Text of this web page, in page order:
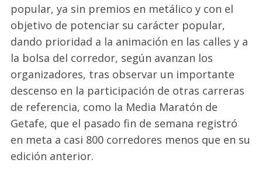
popular, ya sin premios en metálico y con el
objetivo de potenciar su carácter popular,
dando prioridad a la animación en las calles y a
la bolsa del corredor, según avanzan los
organizadores, tras observar un importante
descenso en la participación de otras carreras
de referencia, como la Media Maratón de
Getafe, que el pasado fin de semana registró
en meta a casi 800 corredores menos que en su
edición anterior.